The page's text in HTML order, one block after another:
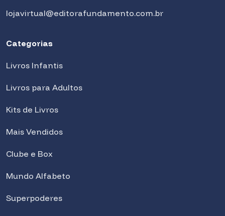
lojavirtual@editorafundamento.com.br
Categorias
Livros Infantis
Livros para Adultos
Kits de Livros
Mais Vendidos
Clube e Box
Mundo Alfabeto
Superpoderes